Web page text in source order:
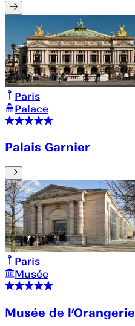
Paris
Palace
Palais Garnier
Paris
Musée
Musée de l’Orangerie